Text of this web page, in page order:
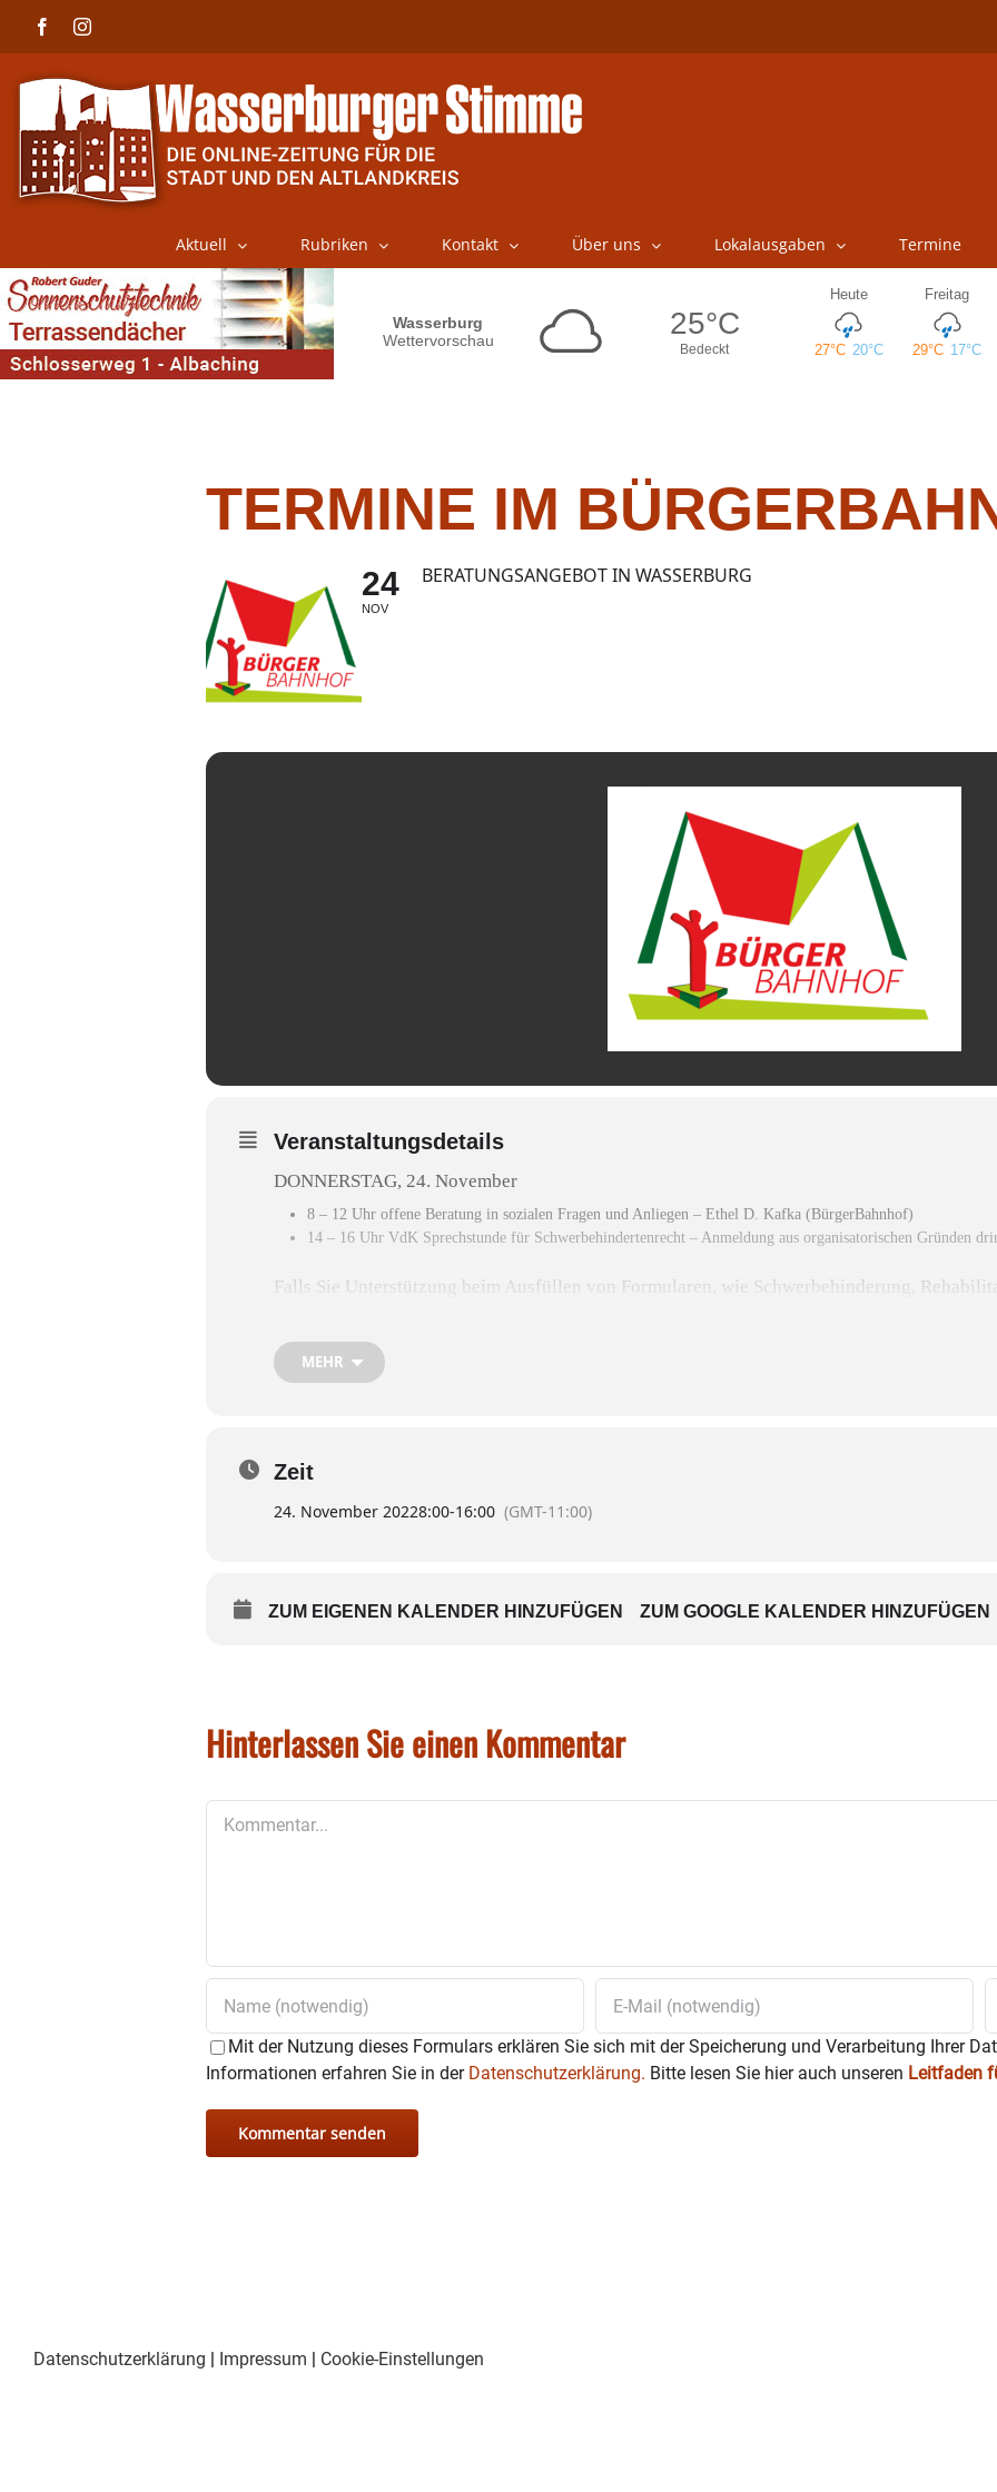
FacebookInstagram
Aktuell Rubriken Kontakt Über uns Lokalausgaben Termine
TERMINE IM
24
NOV
BERATUNGSANGEBOT IN WASSERBURG
Veranstaltungsdetails
DONNERSTAG, 24. November
8 – 12 Uhr offene Beratung in sozialen Fragen und Anliegen – Ethel D. Kafka (BürgerBahnhof)
14 – 16 Uhr VdK Sprechstunde für Schwerbehindertenrecht – Anmeldung aus organisatorischen Gründen
Falls Sie Unterstützung beim Ausfüllen von Formularen, wie Schwerbehinderung,
MEHR
Zeit
24. November 20228:00-16:00 (GMT-11:00)
ZUM EIGENEN KALENDER HINZUFÜGEN ZUM GOOGLE KALENDER HINZUFÜGEN
Hinterlassen Sie einen Kommentar
Mit der Nutzung dieses Formulars erklären Sie sich mit der Speicherung und Verarbeitung Ihrer
Informationen erfahren Sie in der Datenschutzerklärung. Bitte lesen Sie hier auch unseren Leitfaden
Datenschutzerklärung | Impressum | Cookie-Einstellungen